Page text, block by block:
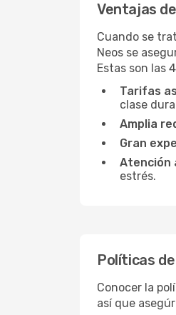
Ventajas
Cuando se
Neos se
Estas son las
Tarifas
clase
Amplia
Gran
Atención
estrés.
Políticas
Conocer la
así que